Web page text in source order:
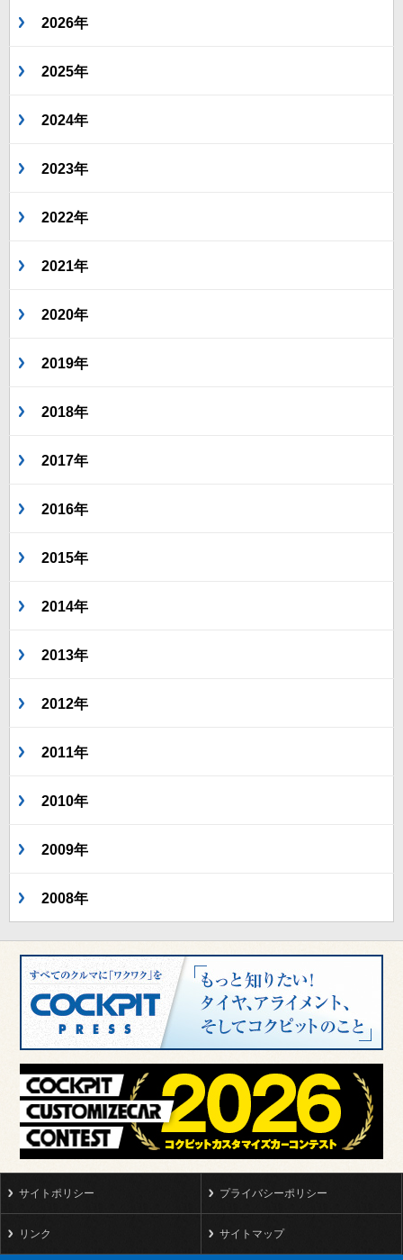
2026年
2025年
2024年
2023年
2022年
2021年
2020年
2019年
2018年
2017年
2016年
2015年
2014年
2013年
2012年
2011年
2010年
2009年
2008年
サイトポリシー プライバシーポリシー
リンク サイトマップ